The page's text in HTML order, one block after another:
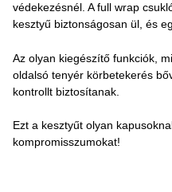
védekezésnél. A full wrap
kesztyű biztonságosan ül, és
Az olyan kiegészítő funkciók,
oldalsó tenyér körbetekerés
kontrollt biztosítanak.
Ezt a kesztyűt olyan
kompromisszumokat!